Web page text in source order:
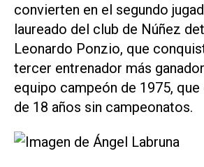
convierten en el segundo
laureado del club de Núñez
Leonardo Ponzio, que
tercer entrenador más
equipo campeón de 1975,
de 18 años sin campeonatos.